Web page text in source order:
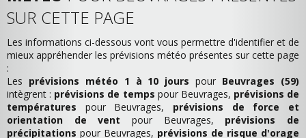
SUR CETTE PAGE
Les informations ci-dessous vont vous permettre d'identifier et de
mieux appréhender les prévisions météo présentes sur cette page
:
Les prévisions météo 1 à 10 jours pour Beuvrages (59)
intègrent : prévisions de temps pour Beuvrages, prévisions de
températures pour Beuvrages, prévisions de force et
orientation de vent pour Beuvrages, prévisions de
précipitations pour Beuvrages, prévisions de risque d'orage